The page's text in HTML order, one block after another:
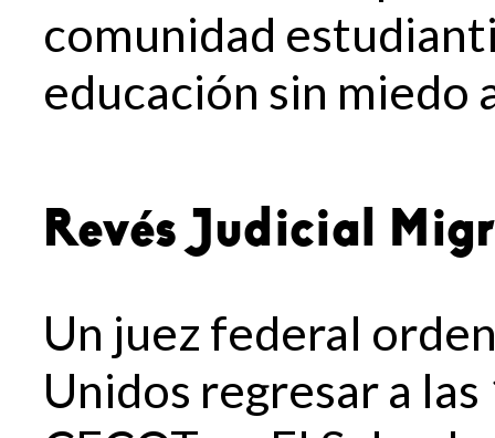
comunidad
educación sin miedo
Revés Judicial
Un juez federal
Unidos regresar a